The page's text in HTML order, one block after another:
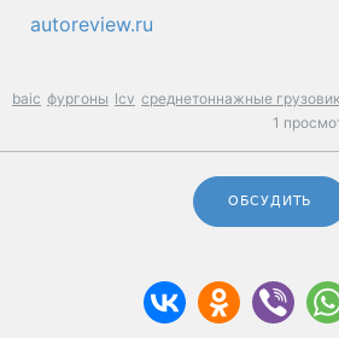
autoreview.ru
baic фургоны lcv среднетоннажные
1
ОБСУДИТЬ